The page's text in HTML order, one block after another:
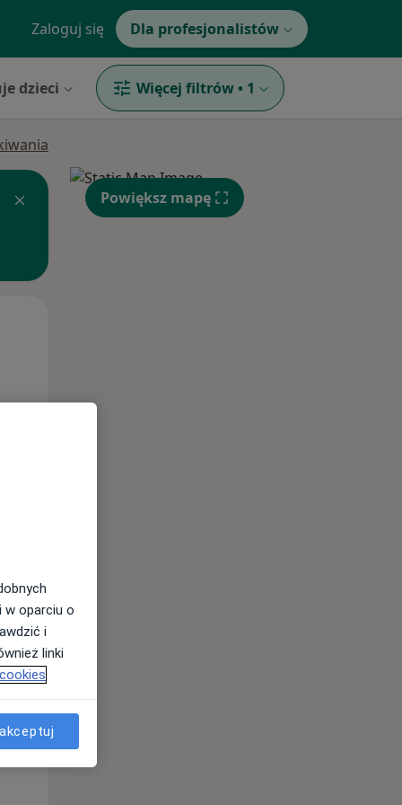
Zaloguj się Dla profesjonalistów
dzieci Więcej filtrów • 1
Wt,
11 Sie
Powiększ mapę
w oparciu o
i
linki